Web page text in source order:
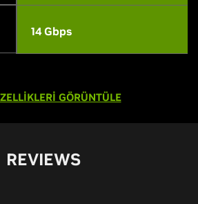
14 Gbps
GÖRÜNTÜLE
REVIEWS